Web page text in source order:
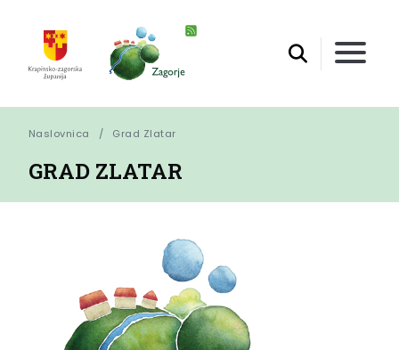
Naslovnica Grad Zlatar
GRAD ZLATAR